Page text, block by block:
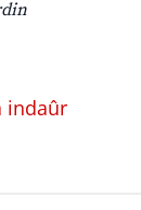
indaûr